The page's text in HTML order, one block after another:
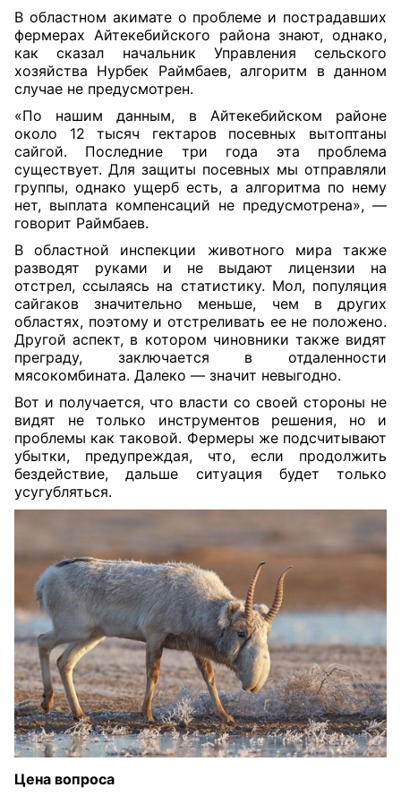
В областном акимате о проблеме и пострадавших
фермерах Айтекебийского района знают, однако,
как сказал начальник Управления сельского
хозяйства Нурбек Раймбаев, алгоритм в данном
случае не предусмотрен.
«По нашим данным, в Айтекебийском районе
около 12 тысяч гектаров посевных вытоптаны
сайгой. Последние три года эта проблема
существует. Для защиты посевных мы отправляли
группы, однако ущерб есть, а алгоритма по нему
нет, выплата компенсаций не предусмотрена», —
говорит Раймбаев.
В областной инспекции животного мира также
разводят руками и не выдают лицензии на
отстрел,ссылаясь на статистику. Мол, популяция
сайгаков значительно меньше, чем в других
областях, поэтому и отстреливать ее не положено.
Другой аспект, в котором чиновники также видят
преграду, заключается в отдаленности
мясокомбината. Далеко — значит невыгодно.
Вот и получается, что власти со своей стороны не
видят не только инструментов решения, но и
проблемы как таковой. Фермеры же подсчитывают
убытки, предупреждая, что, если продолжить
бездействие, дальше ситуация будет только
усугубляться.
Цена вопроса